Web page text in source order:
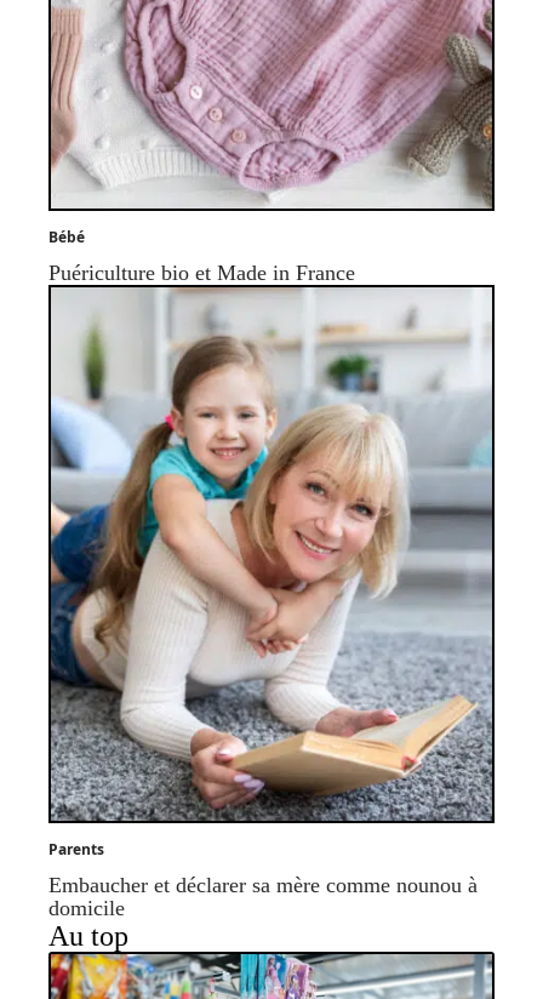
Bébé
Puériculture bio et Made in France
Parents
Embaucher et déclarer sa mère comme nounou à
domicile
Au top